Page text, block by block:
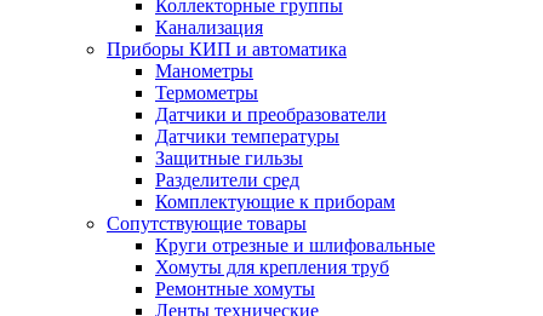
Коллекторные группы
Канализация
Приборы КИП и автоматика
Манометры
Термометры
Датчики и преобразователи
Датчики температуры
Защитные гильзы
Разделители сред
Комплектующие к приборам
Сопутствующие товары
Круги отрезные и шлифовальные
Хомуты для крепления труб
Ремонтные хомуты
Ленты технические